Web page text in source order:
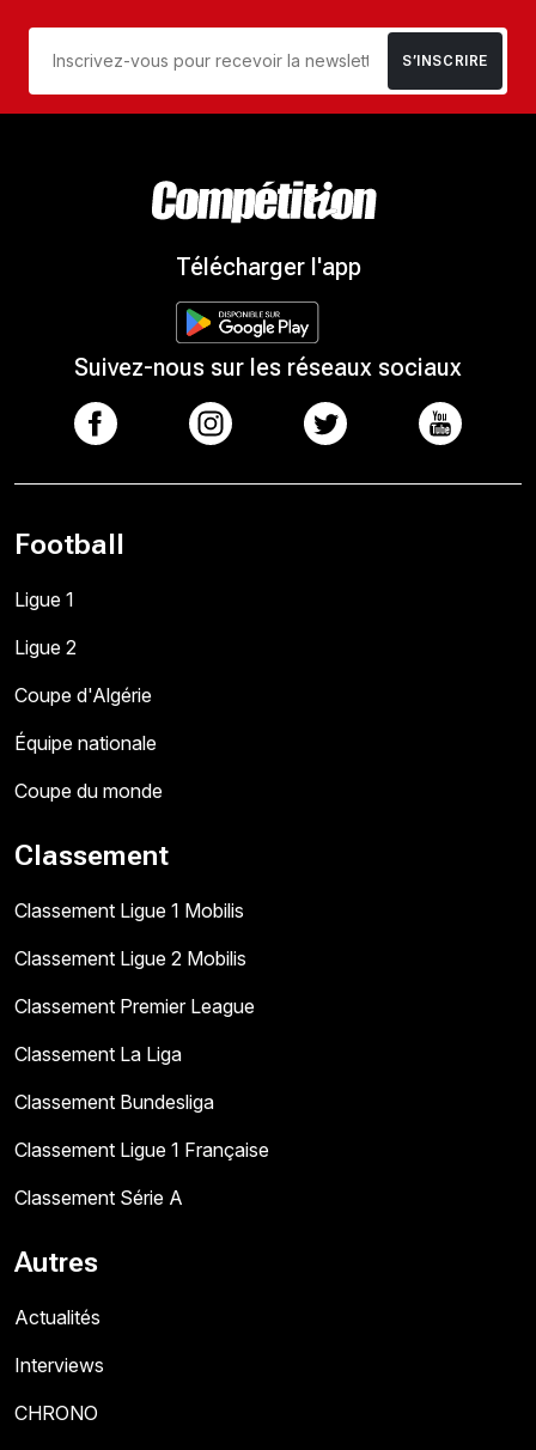
S’INSCRIRE
Télécharger l'app
Suivez-nous sur les réseaux sociaux
Football
Ligue 1
Ligue 2
Coupe d'Algérie
Équipe nationale
Coupe du monde
Classement
Classement Ligue 1 Mobilis
Classement Ligue 2 Mobilis
Classement Premier League
Classement La Liga
Classement Bundesliga
Classement Ligue 1 Française
Classement Série A
Autres
Actualités
Interviews
CHRONO